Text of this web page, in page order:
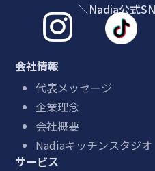
＼Nadia公式

会社情報
代表メッセージ
企業理念
会社概要
Nadiaキッチンスタジオ
サービス